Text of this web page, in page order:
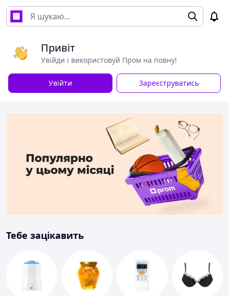
Привіт
Увійди і використовуй Пром на повну!
Увійти Зареєструватись
Тебе зацікавить